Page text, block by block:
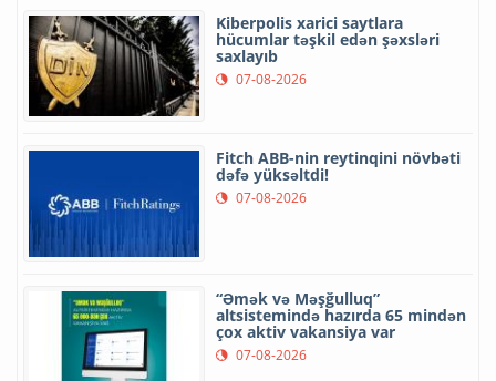
Kiberpolis xarici saytlara
hücumlar təşkil edən şəxsləri
saxlayıb
07-08-2026
Fitch ABB-nin reytinqini növbəti
dəfə yüksəltdi!
07-08-2026
“Əmək və Məşğulluq”
altsistemində hazırda 65 mindən
çox aktiv vakansiya var
07-08-2026